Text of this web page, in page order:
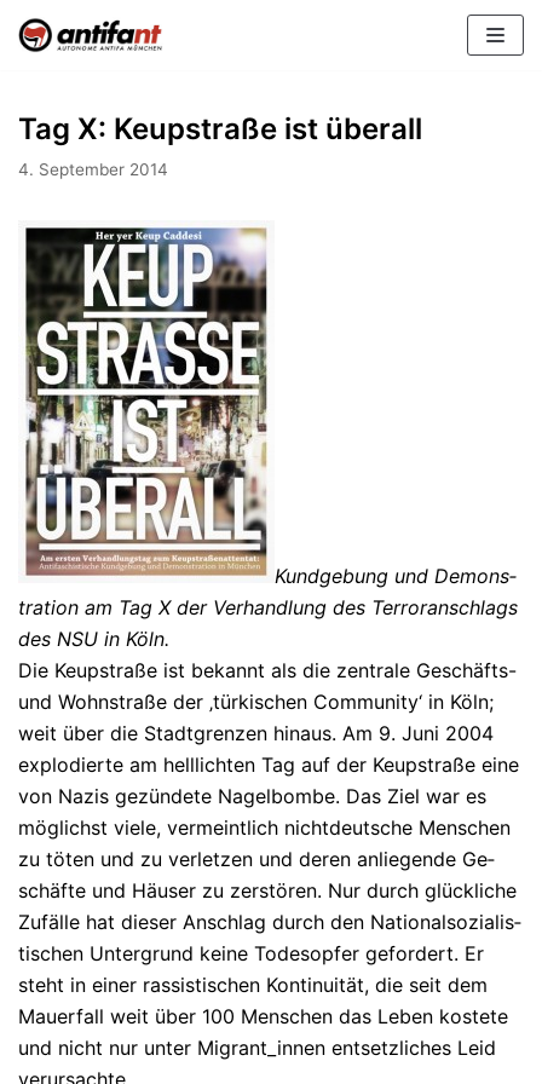
Zum
Inhalt
Tag X: Keupstraße ist überall
4. September 2014
Kund­ge­bung und De­mons­
tra­ti­on am Tag X der Ver­hand­lung des Ter­ror­an­schlags
des NSU in Köln.
Die Keup­st­ra­ße ist be­kannt als die zen­tra­le Ge­schäfts-​
und Wohn­stra­ße der ‚tür­ki­schen Com­mu­ni­ty‘ in Köln;
weit über die Stadt­gren­zen hin­aus. Am 9. Juni 2004
ex­plo­dier­te am hell­lich­ten Tag auf der Keup­st­ra­ße eine
von Nazis ge­zün­de­te Na­gel­bom­be. Das Ziel war es
mög­lichst viele, ver­meint­lich nicht­deut­sche Men­schen
zu töten und zu ver­let­zen und deren an­lie­gen­de Ge­
schäf­te und Häu­ser zu zer­stö­ren. Nur durch glück­li­che
Zu­fäl­le hat die­ser An­schlag durch den Na­tio­nal­so­zia­lis­
ti­schen Un­ter­grund keine To­des­op­fer ge­for­dert. Er
steht in einer ras­sis­ti­schen Kon­ti­nui­tät, die seit dem
Mau­er­fall weit über 100 Men­schen das Leben kos­te­te
und nicht nur unter Mi­gran­t_in­nen ent­setz­li­ches Leid
ver­ur­sach­te.